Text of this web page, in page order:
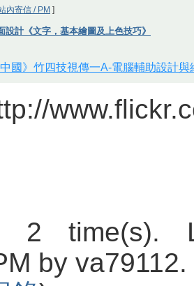
內寄信 / PM ]
設計《文字，基本繪圖及上色技巧》
國》竹四技視傳一A-電腦輔助設計與
2 time(s).
by va79112.